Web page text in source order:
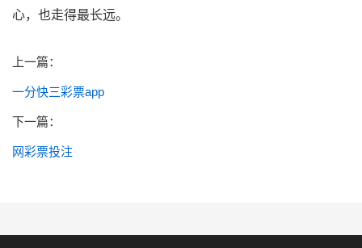
心，也走得最长远。
上一篇：
一分快三彩票app
下一篇：
网彩票投注